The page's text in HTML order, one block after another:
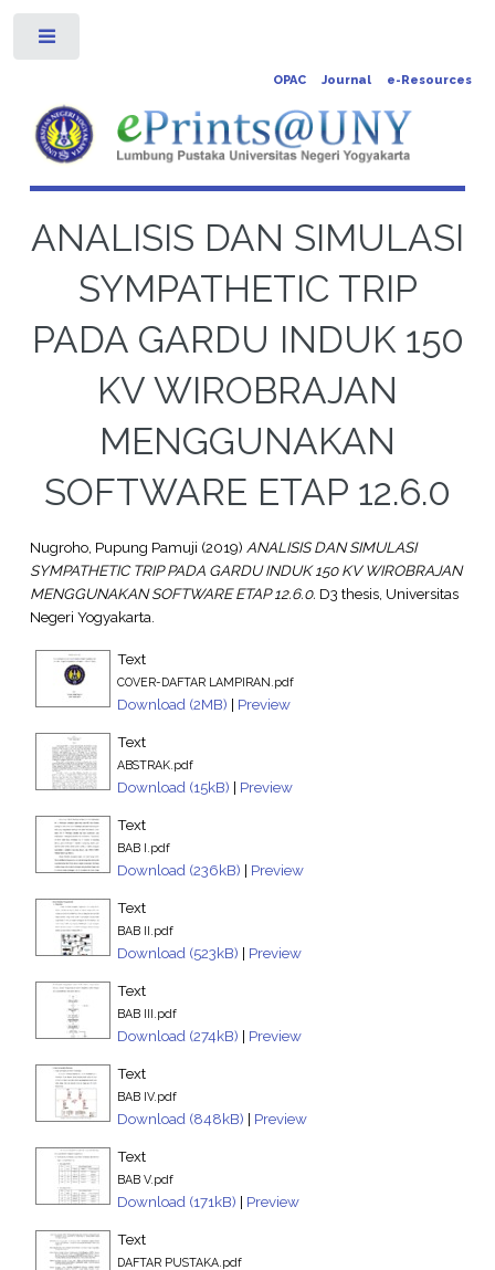
OPAC Journal e-Resources
ANALISIS DAN SIMULASI
SYMPATHETIC TRIP
PADA GARDU INDUK 150
KV WIROBRAJAN
MENGGUNAKAN
SOFTWARE ETAP 12.6.0
Nugroho, Pupung Pamuji (2019) ANALISIS DAN SIMULASI
SYMPATHETIC TRIP PADA GARDU INDUK 150 KV WIROBRAJAN
MENGGUNAKAN SOFTWARE ETAP 12.6.0. D3 thesis, Universitas
Negeri Yogyakarta.
Text
COVER-DAFTAR LAMPIRAN.pdf
Download (2MB) | Preview
Text
ABSTRAK.pdf
Download (15kB) | Preview
Text
BAB I.pdf
Download (236kB) | Preview
Text
BAB II.pdf
Download (523kB) | Preview
Text
BAB III.pdf
Download (274kB) | Preview
Text
BAB IV.pdf
Download (848kB) | Preview
Text
BAB V.pdf
Download (171kB) | Preview
Text
DAFTAR PUSTAKA.pdf